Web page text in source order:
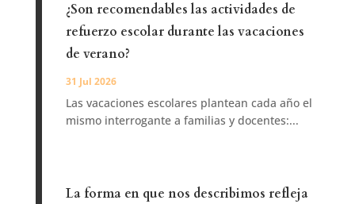
¿Son recomendables las actividades de
refuerzo escolar durante las vacaciones
de verano?
31 Jul 2026
Las vacaciones escolares plantean cada año el
mismo interrogante a familias y docentes:...
La forma en que nos describimos refleja